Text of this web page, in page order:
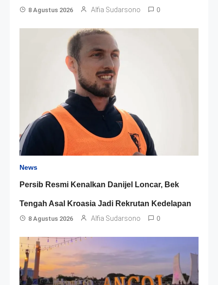
8 Agustus 2026 Alfia Sudarsono 0
News
Persib Resmi Kenalkan Danijel Loncar, Bek
Tengah Asal Kroasia Jadi Rekrutan Kedelapan
8 Agustus 2026 Alfia Sudarsono 0